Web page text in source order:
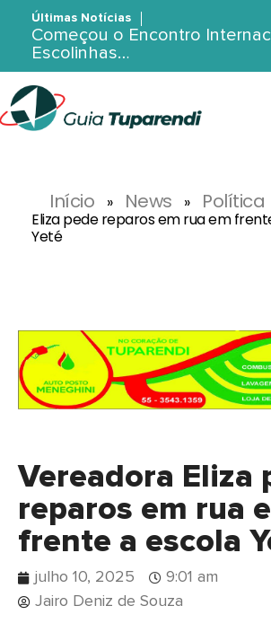
Últimas Notícias
Começou o Encontro
Escolinhas…
Início » News » Política
Eliza pede reparos em rua em
Yeté
Vereadora Eliza
reparos em rua
frente a escola
julho 10, 2025
9:01 am
Jairo Deniz de Souza